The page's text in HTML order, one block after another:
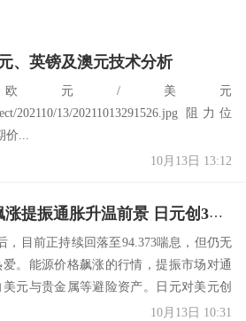
、英镑及澳元技术分析
元/美元
202110/13/20211013291526.jpg 阻力位
价...
10月13日 13:12
美元攀1年最高！能源飙涨提振通胀升温前景 日元创3年新低、欧元与英镑走贬 人民币中间价下调165基点
，目前正持续回落至94.373喘息，但仍无
。能源价格飙涨的行情，提振市场对通
元与贵金属等避险资产。日元对美元创
10月13日 10:31